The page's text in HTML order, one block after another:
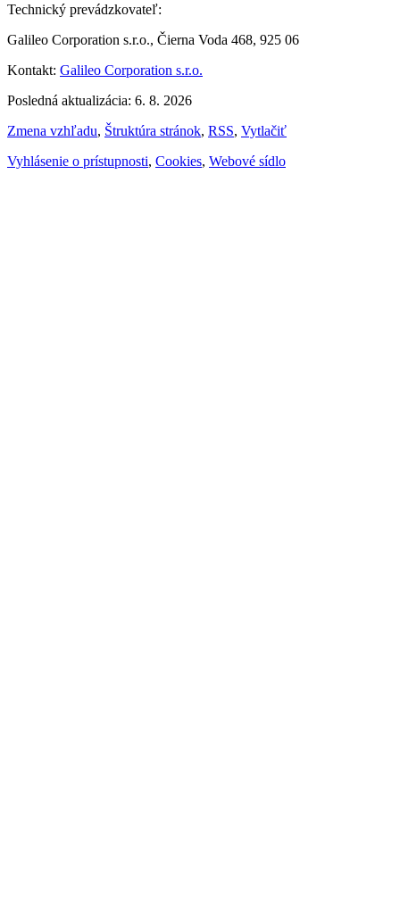
Technický prevádzkovateľ:
Galileo Corporation s.r.o., Čierna Voda 468, 925 06
Kontakt: Galileo Corporation s.r.o.
Posledná aktualizácia: 6. 8. 2026
Zmena vzhľadu, Štruktúra stránok, RSS, Vytlačiť
Vyhlásenie o prístupnosti, Cookies, Webové sídlo